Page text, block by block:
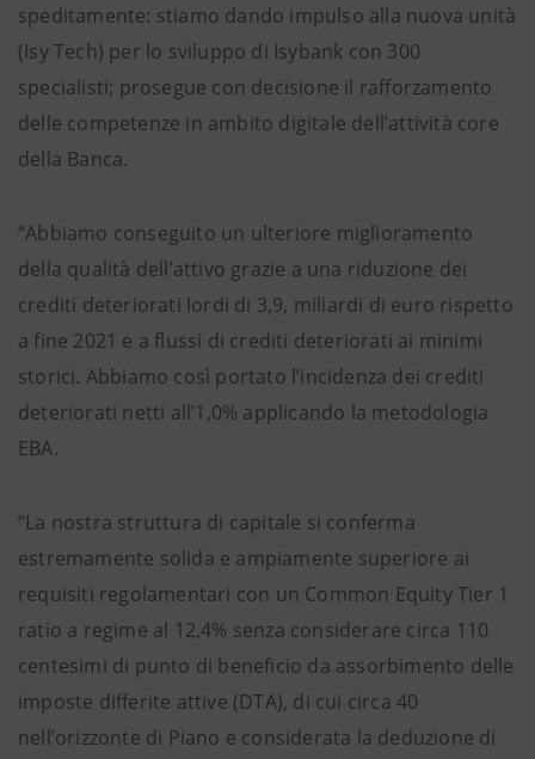
speditamente: stiamo dando impulso alla nuova unità
(Isy Tech) per lo sviluppo di Isybank con 300
specialisti; prosegue con decisione il rafforzamento
delle competenze in ambito digitale dell’attività core
della Banca.
“Abbiamo conseguito un ulteriore miglioramento
della qualità dell’attivo grazie a una riduzione dei
crediti deteriorati lordi di 3,9, miliardi di euro rispetto
a fine 2021 e a flussi di crediti deteriorati ai minimi
storici. Abbiamo così portato l’incidenza dei crediti
deteriorati netti all’1,0% applicando la metodologia
EBA.
“La nostra struttura di capitale si conferma
estremamente solida e ampiamente superiore ai
requisiti regolamentari con un Common Equity Tier 1
ratio a regime al 12,4% senza considerare circa 110
centesimi di punto di beneficio da assorbimento delle
imposte differite attive (DTA), di cui circa 40
nell’orizzonte di Piano e considerata la deduzione di